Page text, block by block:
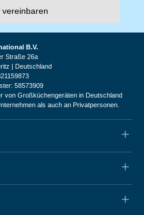
vereinbaren
B.V.
Straße 26a
| Deutschland
58573909
von Großküchengeräten in Deutschland
als auch an Privatpersonen.